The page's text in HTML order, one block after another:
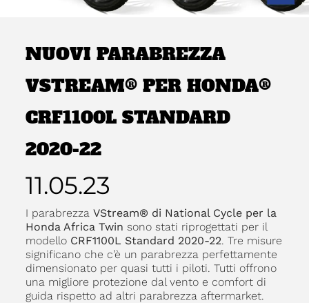
NUOVI PARABREZZA
VSTREAM® PER HONDA®
CRF1100L STANDARD
2020-22
11.05.23
I parabrezza VStream® di National Cycle per la
Honda Africa Twin sono stati riprogettati per il
modello CRF1100L Standard 2020-22. Tre misure
significano che c’è un parabrezza perfettamente
dimensionato per quasi tutti i piloti. Tutti offrono
una migliore protezione dal vento e comfort di
guida rispetto ad altri parabrezza aftermarket.